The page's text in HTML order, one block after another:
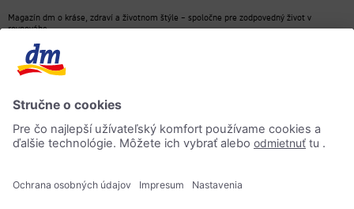
Magazín dm o kráse, zdraví a životnom štýle – spoločne pre zodpovedný život v
rovnováhe